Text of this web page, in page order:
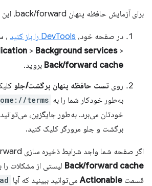
برای آزمایش حافظه پنهان back/forward، این مراحل را دنبال کنید:
در صفحه خود، DevTools را باز کنید
،
> Background services>
Back/forward cache بروید.
روی تست حافظه پنهان برگشت/جلو
به‌طور خودکار شما را به terms/
خودتان می‌برد. به‌طور جایگزین،
برگشت و جلو مرورگر کلیک کنید.
اگر صفحه شما واجد شرایط ذخیره سازی back/forward نباشد، تب
Back/forward cache لیستی از مشکلات
قسمت Actionableمی‌توانید ببینید که آیا